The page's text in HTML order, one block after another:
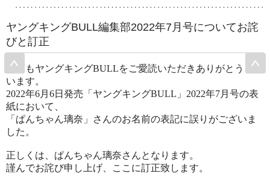
ヤングキングBULL編集部2022年7月号についてお詫
びと訂正
いつもヤングキングBULLをご愛読いただきありがとうござ
います。
2022年6月6日発売「ヤングキングBULL」2022年7月号の表
紙において、
「ぱんちゃん璃奈」さんのお名前の表記に誤りがございま
した。
正しくは、ぱんちゃん璃奈さんとなります。
謹んでお詫び申し上げ、ここに訂正致します。